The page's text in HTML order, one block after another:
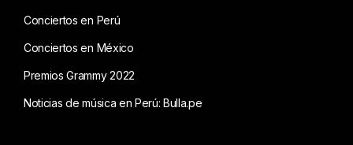
Conciertos en Perú
Conciertos en México
Premios Grammy 2022
Noticias de música en Perú: Bulla.pe